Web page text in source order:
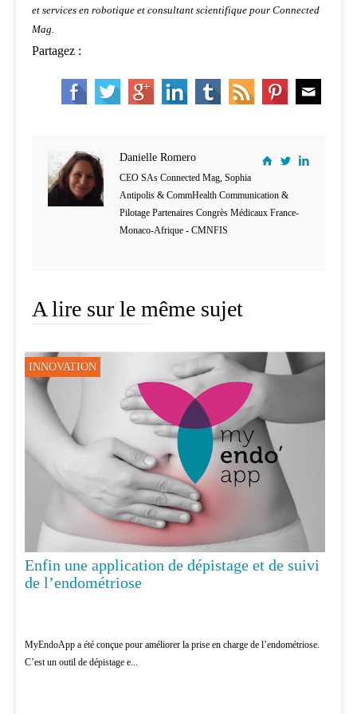
et services en robotique et consultant scientifique pour Connected
Mag.
Partagez :
Danielle Romero
CEO SAs Connected Mag, Sophia
Antipolis & CommHealth Communication &
Pilotage Partenaires Congrès Médicaux France-
Monaco-Afrique - CMNFIS
A lire sur le même sujet
INNOVATION
Enfin une application de dépistage et de suivi
de l’endométriose
MyEndoApp a été conçue pour améliorer la prise en charge de l’endométriose.
C’est un outil de dépistage e...